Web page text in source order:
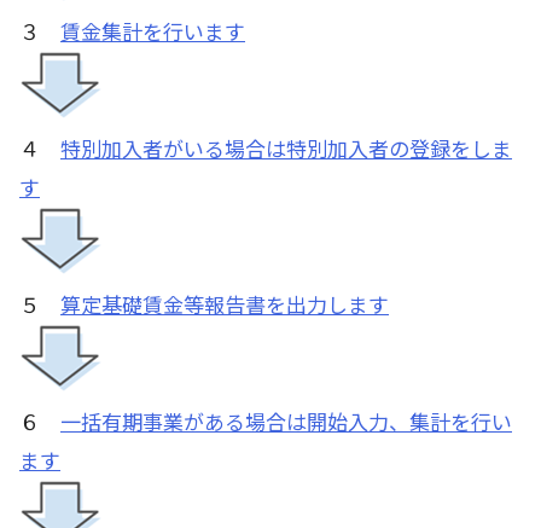
３ 賃金集計を行います
４ 特別加入者がいる場合は特別加入者の登録をしま
す
５ 算定基礎賃金等報告書を出力します
６ 一括有期事業がある場合は開始入力、集計を行い
ます